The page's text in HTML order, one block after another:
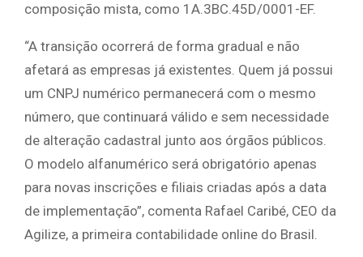
composição mista, como 1A.3BC.45D/0001-EF.
“A transição ocorrerá de forma gradual e não
afetará as empresas já existentes. Quem já possui
um CNPJ numérico permanecerá com o mesmo
número, que continuará válido e sem necessidade
de alteração cadastral junto aos órgãos públicos.
O modelo alfanumérico será obrigatório apenas
para novas inscrições e filiais criadas após a data
de implementação”, comenta Rafael Caribé, CEO da
Agilize, a primeira contabilidade online do Brasil.